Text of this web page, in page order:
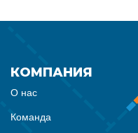
КОМПАНИЯ
О нас
Команда